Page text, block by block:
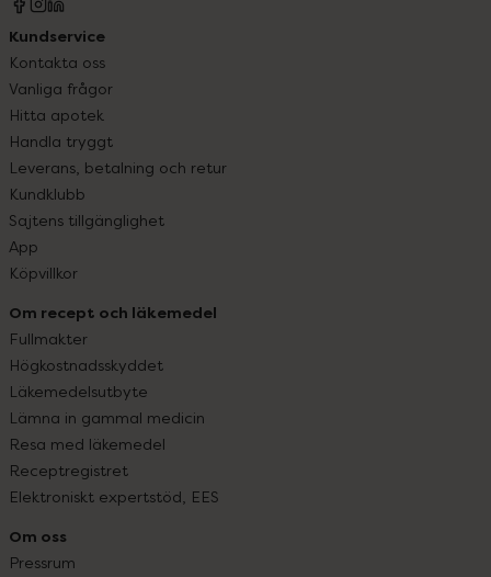
Kundservice
Kontakta oss
Vanliga frågor
Hitta apotek
Handla tryggt
Leverans, betalning och retur
Kundklubb
Sajtens tillgänglighet
App
Köpvillkor
Om recept och läkemedel
Fullmakter
Högkostnadsskyddet
Läkemedelsutbyte
Lämna in gammal medicin
Resa med läkemedel
Receptregistret
Elektroniskt expertstöd, EES
Om oss
Pressrum